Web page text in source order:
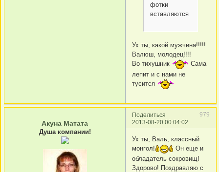
фотки
вставляются
Ух ты, какой мужчина!!!!!
Валюш, молодец!!!!
Во тихушник
Сама
лепит и с нами не
тусится
Поделиться
979
2013-08-20 00:04:02
Акуна Матата
Душа компании!
Ух ты, Валь, классный
монгол!
Он еще и
обладатель сокровищ!
Здорово! Поздравляю с